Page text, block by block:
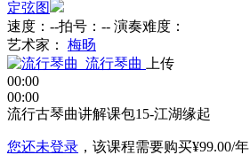
定弦图
速度：--拍号：-- 演奏难度：
艺术家： 梅旸
流行琴曲
上传
00:00
00:00
流行古琴曲讲解课包15-江湖缘起
您还未登录 ，该课程需要购买¥99.00/年